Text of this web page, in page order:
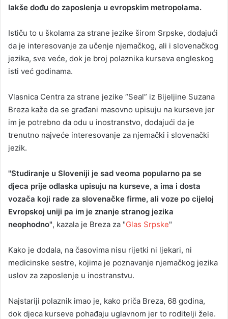
e
a
i
l
lakše dođu do zaposlenja u evropskim metropolama.
Ističu to u školama za strane jezike širom Srpske, dodajući
da je interesovanje za učenje njemačkog, ali i slovenačkog
jezika, sve veće, dok je broj polaznika kurseva engleskog
isti već godinama.
Vlasnica Centra za strane jezike “Seal” iz Bijeljine Suzana
Breza kaže da se građani masovno upisuju na kurseve jer
im je potrebno da odu u inostranstvo, dodajući da je
trenutno najveće interesovanje za njemački i slovenački
jezik.
"Studiranje u Sloveniji je sad veoma popularno pa se
djeca prije odlaska upisuju na kurseve, a ima i dosta
vozača koji rade za slovenačke firme, ali voze po cijeloj
Evropskoj uniji pa im je znanje stranog jezika
neophodno", kazala je Breza za "Glas Srpske"
Kako je dodala, na časovima nisu rijetki ni ljekari, ni
medicinske sestre, kojima je poznavanje njemačkog jezika
uslov za zaposlenje u inostranstvu.
Najstariji polaznik imao je, kako priča Breza, 68 godina,
dok djeca kurseve pohađaju uglavnom jer to roditelji žele.